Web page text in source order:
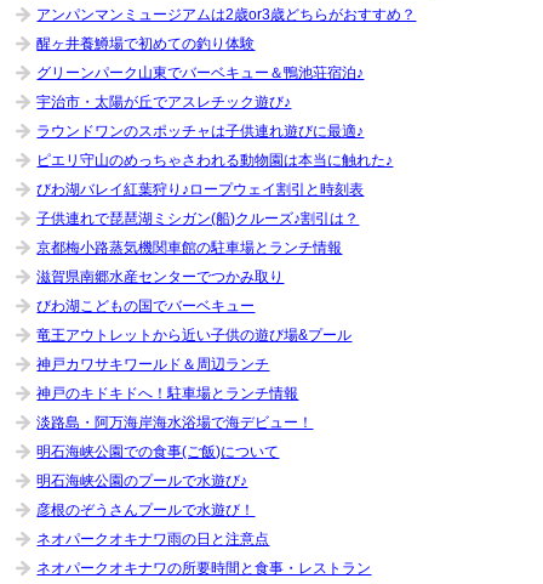
アンパンマンミュージアムは2歳or3歳どちらがおすすめ？
醒ヶ井養鱒場で初めての釣り体験
グリーンパーク山東でバーベキュー＆鴨池荘宿泊♪
宇治市・太陽が丘でアスレチック遊び♪
ラウンドワンのスポッチャは子供連れ遊びに最適♪
ピエリ守山のめっちゃさわれる動物園は本当に触れた♪
びわ湖バレイ紅葉狩り♪ロープウェイ割引と時刻表
子供連れで琵琶湖ミシガン(船)クルーズ♪割引は？
京都梅小路蒸気機関車館の駐車場とランチ情報
滋賀県南郷水産センターでつかみ取り
びわ湖こどもの国でバーベキュー
竜王アウトレットから近い子供の遊び場&プール
神戸カワサキワールド＆周辺ランチ
神戸のキドキドへ！駐車場とランチ情報
淡路島・阿万海岸海水浴場で海デビュー！
明石海峡公園での食事(ご飯)について
明石海峡公園のプールで水遊び♪
彦根のぞうさんプールで水遊び！
ネオパークオキナワ雨の日と注意点
ネオパークオキナワの所要時間と食事・レストラン